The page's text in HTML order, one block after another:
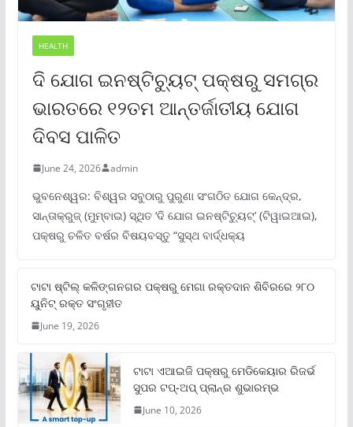
HEALTH
ଦି ଯୋଗ ଇନଷ୍ଟିଚ୍ୟୁଟ୍ ପକ୍ଷରୁ ସମଗ୍ର
ଭାରତରେ ୧୨ତମ ଆନ୍ତର୍ଜାତୀୟ ଯୋଗ
ଦିବସ ପାଳିତ
June 24, 2026 admin
ଭୁବନେଶ୍ୱର: ବିଶ୍ୱର ସବୁଠାରୁ ପୁରୁଣା ସଂଗଠିତ ଯୋଗ କେନ୍ଦ୍ର,
ସାନ୍ତାକ୍ରୁଜ୍ (ମୁମ୍ବାଇ) ସ୍ଥିତ ‘ଦି ଯୋଗ ଇନଷ୍ଟିଚ୍ୟୁଟ୍‌’ (ଟିୱାଇଆଇ),
ପକ୍ଷରୁ ଚଳିତ ବର୍ଷର ବିଷୟବସ୍ତୁ “ସୁସ୍ଥ ବାର୍ଦ୍ଧକ୍ୟ
ଟାଟା ଷ୍ଟିଲ୍‌ କଳିଙ୍ଗନଗର ପକ୍ଷରୁ ମେଗା ରକ୍ତଦାନ ଶିବିରରେ ୨୮୦
ୟୁନିଟ୍‌ ରକ୍ତ ସଂଗୃହୀତ
June 19, 2026
ଟାଟା ଏଆଇଜି ପକ୍ଷରୁ ମେଡିକେୟାର ରିଜର୍ଭ
ସୁପର ଟପ୍‌-ଅପ୍ ପ୍ଲାନ୍‌ର ଶୁଭାରମ୍ଭ
June 10, 2026